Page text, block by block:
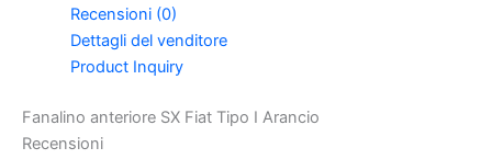
Recensioni (0)
Dettagli del venditore
Product Inquiry
Fanalino anteriore SX Fiat Tipo I Arancio
Recensioni